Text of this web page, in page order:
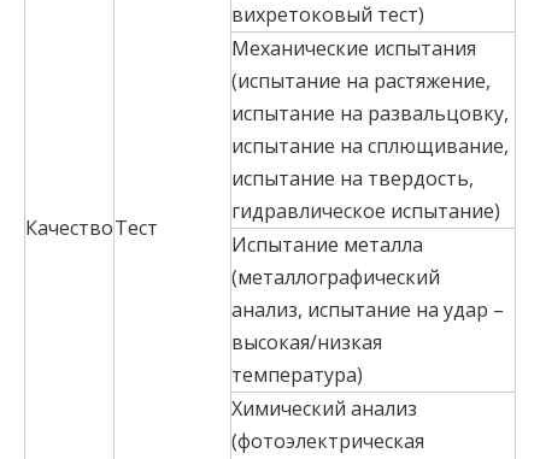
КачествоТест
вихретоковый тест)
Механические испытания
(испытание на растяжение,
испытание на развальцовку,
испытание на сплющивание,
испытание на твердость,
гидравлическое испытание)
Испытание металла
(металлографический
анализ, испытание на удар –
высокая/низкая
температура)
Химический анализ
(фотоэлектрическая